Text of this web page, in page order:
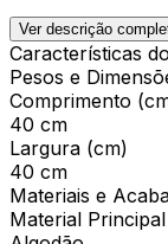
Ver descrição
Características
Pesos e
Comprimento
40 cm
Largura (cm)
40 cm
Materiais e
Material